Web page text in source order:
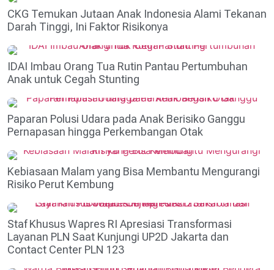
CKG Temukan Jutaan Anak Indonesia Alami Tekanan
Darah Tinggi, Ini Faktor Risikonya
IDAI Imbau Orang Tua Rutin Pantau Pertumbuhan
Anak untuk Cegah Stunting
Paparan Polusi Udara pada Anak Berisiko Ganggu
Pernapasan hingga Perkembangan Otak
Kebiasaan Malam yang Bisa Membantu Mengurangi
Risiko Perut Kembung
Staf Khusus Wapres RI Apresiasi Transformasi
Layanan PLN Saat Kunjungi UP2D Jakarta dan
Contact Center PLN 123